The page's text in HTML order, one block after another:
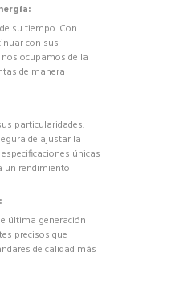
su tiempo. Con
con sus
ocupamos de la
de manera
particularidades.
de ajustar la
únicas
un rendimiento
última generación
precisos que
de calidad más